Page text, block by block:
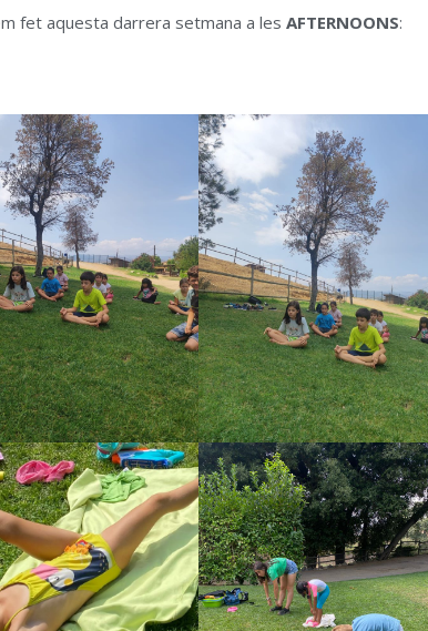
fet aquesta darrera setmana a les AFTERNOONS: